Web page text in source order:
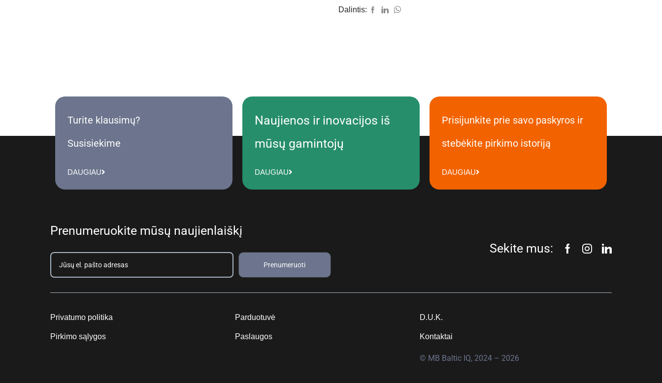
Dalintis:
Turite klausimų?
Susisiekime
DAUGIAU
Naujienos ir inovacijos iš
mūsų gamintojų
DAUGIAU
Prisijunkite prie savo paskyros ir
stebėkite pirkimo istoriją
DAUGIAU
Prenumeruokite mūsų naujienlaiškį
Prenumeruoti
Sekite mus:
Privatumo politika
Pirkimo sąlygos
Parduotuvė
Paslaugos
D.U.K.
Kontaktai
© MB Baltic IQ, 2024 – 2026